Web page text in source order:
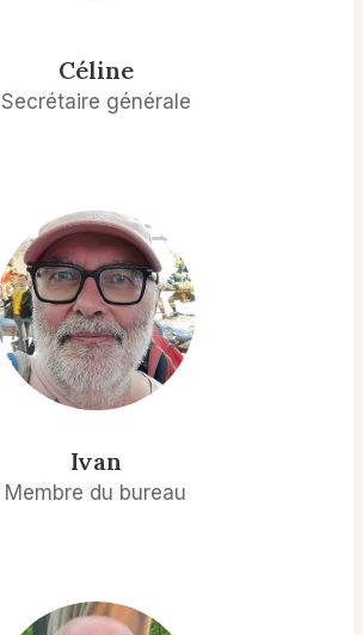
Céline
Secrétaire générale
Ivan
Membre du bureau